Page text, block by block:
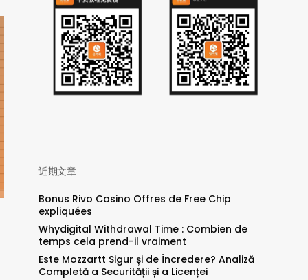
近期文章
Bonus Rivo Casino Offres de Free Chip
expliquées
Whydigital Withdrawal Time : Combien de
temps cela prend-il vraiment
Este Mozzartt Sigur și de Încredere? Analiză
Completă a Securității și a Licenței